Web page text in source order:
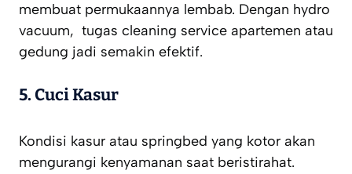
membuat permukaannya lembab. Dengan hydro
vacuum, tugas cleaning service apartemen atau
gedung jadi semakin efektif.
5.Cuci Kasur
Kondisi kasur atau springbed yang kotor akan
mengurangi kenyamanan saat beristirahat.